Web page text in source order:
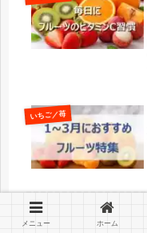
いちご／苺
メニュー ホーム